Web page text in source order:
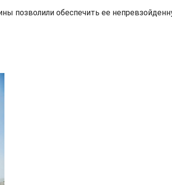
позволили обеспечить ее